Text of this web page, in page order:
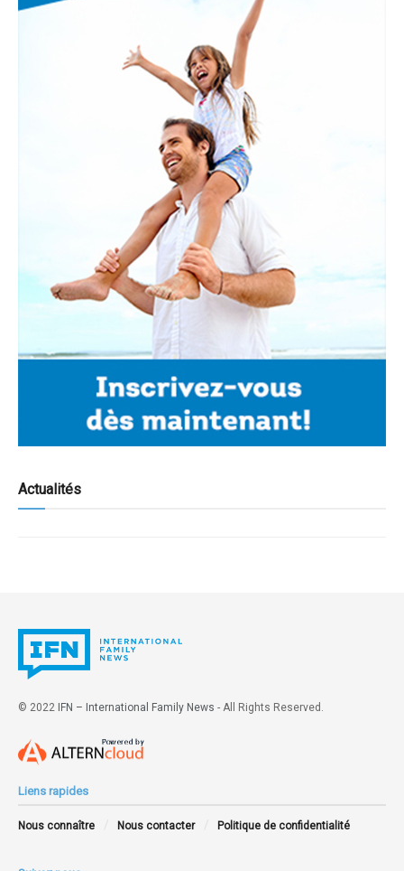
Actualités
© 2022 IFN – International Family News - All Rights Reserved.
Liens rapides
Nous connaître Nous contacter Politique de confidentialité